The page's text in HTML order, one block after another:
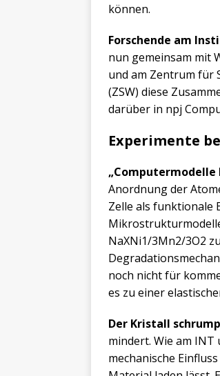
können.
Forschende am
nun gemeinsam mit
und am Zentrum für
(ZSW) diese
darüber in npj
Experimente
„Computermodelle
Anordnung der
Zelle als funktionale
NaXNi1/3Mn2/3O2
noch nicht für
es zu einer
Der Kristall
mindert. Wie am
mechanische